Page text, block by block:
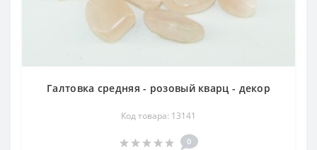
Галтовка средняя - розовый кварц - декор
Код товара: 13141
0